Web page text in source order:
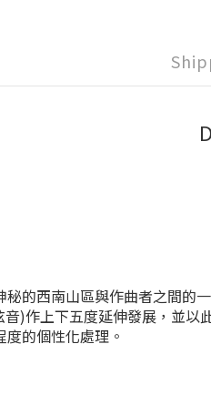
的西南山區與作曲者之間的
)作上下五度延伸發展，並以
的個性化處理。